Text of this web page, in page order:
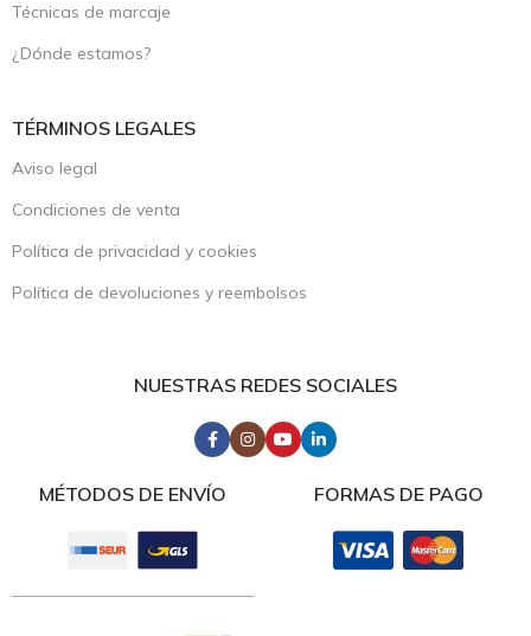
Técnicas de marcaje
¿Dónde estamos?
TÉRMINOS LEGALES
Aviso legal
Condiciones de venta
Política de privacidad y cookies
Política de devoluciones y reembolsos
FORMAS DE PAGO
MÉTODOS DE ENVÍO
NUESTRAS REDES SOCIALES